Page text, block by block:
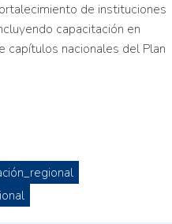
de instituciones
capacitación en
capítulos nacionales del Plan